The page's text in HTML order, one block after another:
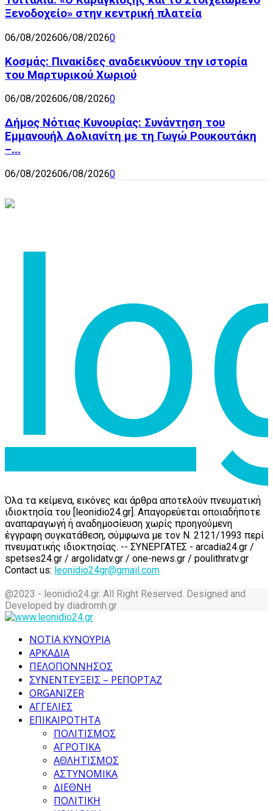
Ξενοδοχείο» στην κεντρική πλατεία
06/08/202606/08/20260
Κοσμάς: Πινακίδες αναδεικνύουν την ιστορία
του Μαρτυρικού Χωριού
06/08/202606/08/20260
Δήμος Νότιας Κυνουρίας: Συνάντηση του
Εμμανουήλ Δολιανίτη με τη Γωγώ Ρουκουτάκη
–...
06/08/202606/08/20260
Όλα τα κείμενα, εικόνες και άρθρα αποτελούν πνευματική
ιδιοκτησία του [leonidio24.gr]. Απαγορεύεται οποιαδήποτε
αναπαραγωγή ή αναδημοσίευση χωρίς προηγούμενη
έγγραφη συγκατάθεση, σύμφωνα με τον Ν. 2121/1993 περί
πνευματικής ιδιοκτησίας. -- ΣΥΝΕΡΓΑΤΕΣ - arcadia24.gr /
spetses24.gr / argolidatv.gr / one-news.gr / poulithratv.gr
Contact us: leonidio24gr@gmail.com
@2023 - leonidio24.gr. All Right Reserved. Designed and
Developed by diadromh.gr
ΝΟΤΙΑ ΚΥΝΟΥΡΙΑ
ΑΡΚΑΔΙΑ
ΠΕΛΟΠΟΝΝΗΣΟΣ
ΣΥΝΕΝΤΕΥΞΕΙΣ – ΡΕΠΟΡΤΑΖ
ORGANIZER
ΑΓΓΕΛΙΕΣ
ΕΠΙΚΑΙΡΟΤΗΤΑ
ΠΟΛΙΤΙΣΜΟΣ
ΑΓΡΟΤΙΚΑ
ΑΘΛΗΤΙΣΜΟΣ
ΑΣΤΥΝΟΜΙΚΑ
ΔΙΕΘΝΗ
ΠΟΛΙΤΙΚΗ